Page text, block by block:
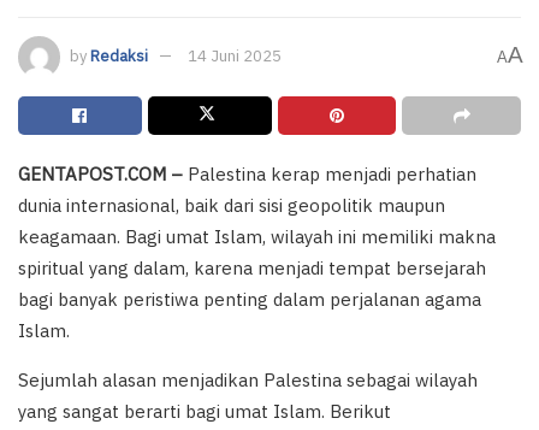
byRedaksi 14 Juni 2025 AA
GENTAPOST.COM – Palestina kerap menjadi perhatian
dunia internasional, baik dari sisi geopolitik maupun
keagamaan. Bagi umat Islam, wilayah ini memiliki makna
spiritual yang dalam, karena menjadi tempat bersejarah
bagi banyak peristiwa penting dalam perjalanan agama
Islam.
Sejumlah alasan menjadikan Palestina sebagai wilayah
yang sangat berarti bagi umat Islam. Berikut